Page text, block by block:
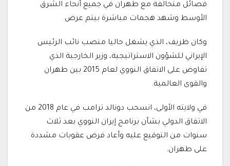
فصائل متحالفة مع طهران في جميع أنحاء الشرق
الأوسط وشهد هجمات مباشرة بيتم عرض
وكان ظريف، الذي يشغل حاليا منصب نائب الرئيس
الإيراني للشؤون الاستراتيجية، وزير الخارجية الذي
تفاوض على الاتفاق النووي لعام 2015 بين طهران
والقوى العالمية.
في ولايته الأولى، انسحب دونالد ترامب في عام 2018 من
الاتفاق الدولي بشأن برنامج إيران النووي بعد ثلاث
سنوات من التوقيع عليه وأعاد فرض عقوبات مشددة
على طهران.